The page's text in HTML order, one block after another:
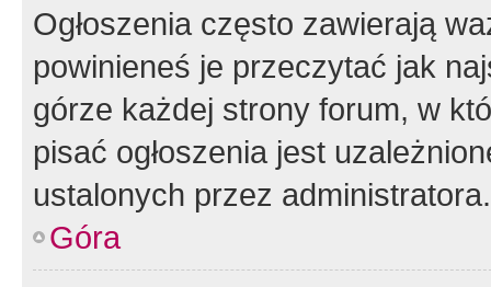
Ogłoszenia często zawierają
powinieneś je przeczytać jak
górze każdej strony forum, w
pisać ogłoszenia jest
ustalonych przez administratora.
Góra